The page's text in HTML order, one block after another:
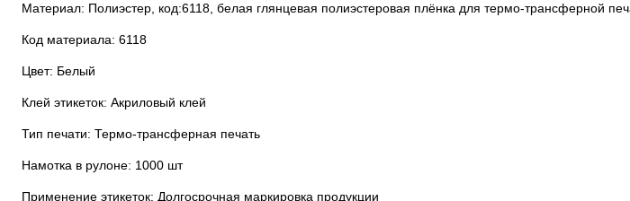
Материал: Полиэстер, код:6118, белая глянцевая полиэстеровая плёнка для термо-трансферной
Код материала: 6118
Цвет: Белый
Клей этикеток: Акриловый клей
Тип печати: Термо-трансферная печать
Намотка в рулоне: 1000 шт
Применение этикеток: Долгосрочная маркировка продукции